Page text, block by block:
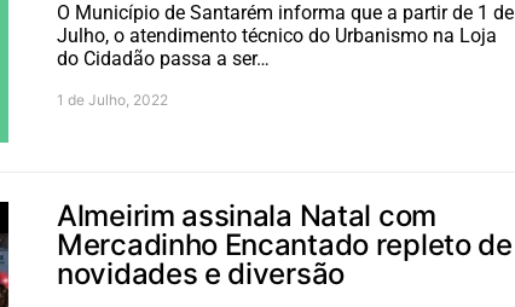
O Município de Santarém informa que a partir de 1 de
Julho, o atendimento técnico do Urbanismo na Loja
do Cidadão passa a ser…
1 de Julho, 2022
Almeirim assinala Natal com
Mercadinho Encantado repleto de
novidades e diversão